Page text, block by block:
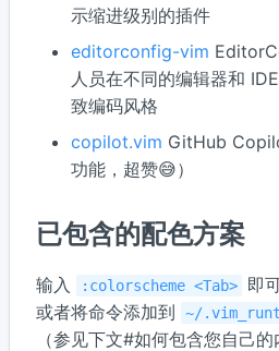
示缩进级别的插件
editorconfig-vim
人员在不同的编辑器和
致编码风格
copilot.vim GitHub
功能，超赞😅）
已包含的配色方案
输入 :colorscheme <Tab>
即
或者将命令添加到
~/
（参见下文#如何包含您自己的